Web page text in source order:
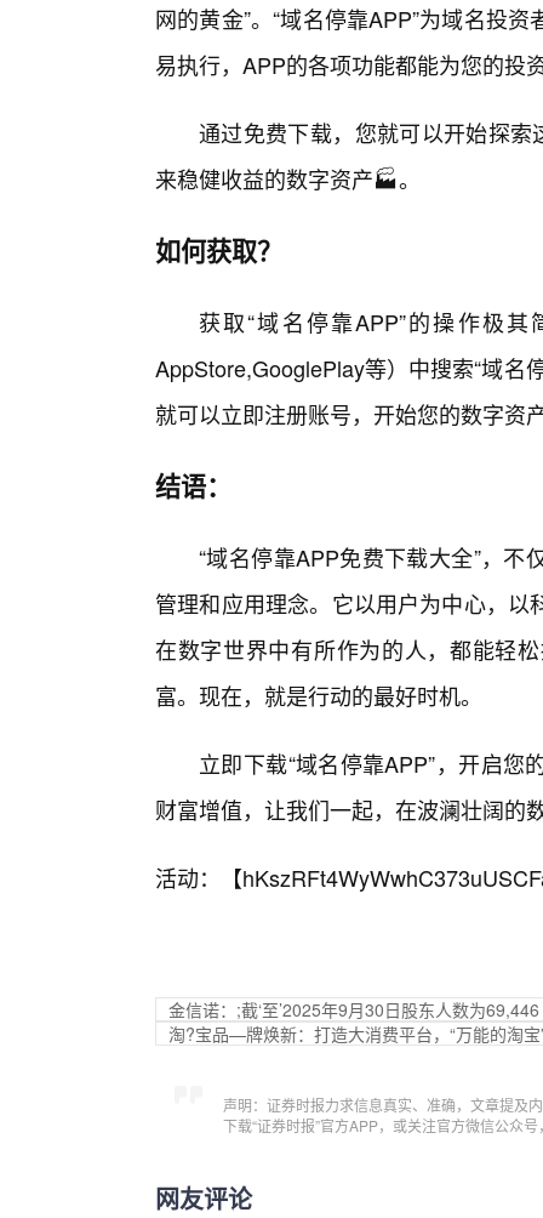
网的黄金”。“域名停靠APP”为域名投
易执行，APP的各项功能都能为您的投
通过免费下载，您就可以开始探索
来稳健收益的数字资产🏭。
如何获取？
获取“域名停靠APP”的操作极
AppStore,GooglePlay等）中搜索“域名
就可以立即注册账号，开始您的数字资
结语：
“域名停靠APP免费下载大全”，
管理和应用理念。它以用户为中心，
在数字世界中有所作为的人，都能轻
富。现在，就是行动的最好时机。
立即下载“域名停靠APP”，开启
财富增值，让我们一起，在波澜壮阔的
活动：【
金信诺：;截‘至’2025年9月30日股东人数为69,446
淘?宝品—牌焕新：打造大消费平台，“万能的淘宝
声明：证券时报力求信息真实、准确，文章提及
下载“证券时报”官方APP，或关注官方微信公众
网友评论